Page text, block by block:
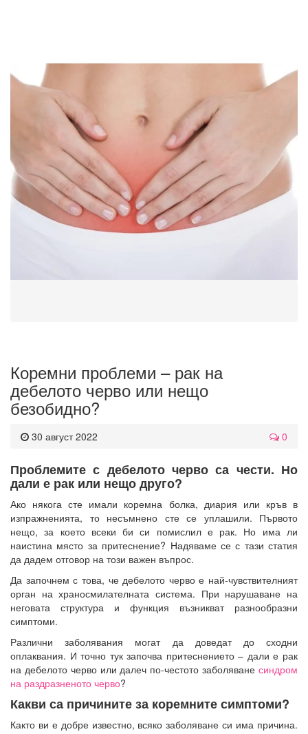
Коремни проблеми – рак на
дебелото черво или нещо
безобидно?
30 август 2022 0
Проблемите с дебелото черво са чести. Но
дали е рак или нещо друго?
Ако някога сте имали коремна болка, диария или кръв в
изпражненията, то несъмнено сте се уплашили. Първото
нещо, за което всеки би си помислил е рак. Но има ли
наистина място за притеснение? Надяваме се с тази статия
да дадем отговор на този важен въпрос.
Да започнем с това, че дебелото черво е най-чувствителният
орган на храносмилателната система. При нарушаване на
неговата структура и функция възникват разнообразни
симптоми.
Различни заболявания могат да доведат до сходни
оплаквания. И точно тук започва притеснението – дали е рак
на дебелото черво или далеч по-честото заболяване синдром
на раздразненото черво?
Какви са причините за коремните симптоми?
Както ви е добре известно, всяко заболяване си има причина.